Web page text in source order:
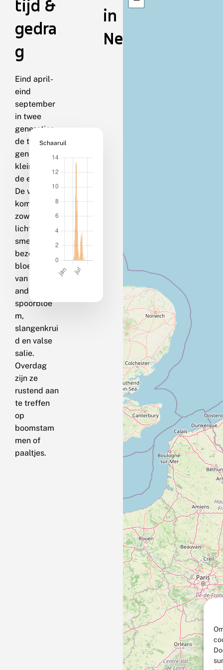
tijd &
gedra
g
Eind april-
eind
september
in twee
generaties;
de tweede
generatie is
kleiner dan
de eerste.
De vlinders
komen
zowel op
licht als op
smeer en
bezoeken
bloemen
van onder
andere
spoorbloe
m,
slangenkrui
d en valse
salie.
Overdag
zijn ze
rustend aan
te treffen
op
boomstam
men of
paaltjes.
Schaaruil
in
Nederland